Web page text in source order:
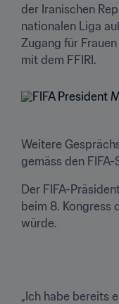
der Iranischen
nationalen Liga
Zugang für
mit dem FFIRI.
Weitere
gemäss den
Der FIFA-
beim 8.
würde.
„Ich habe bereits